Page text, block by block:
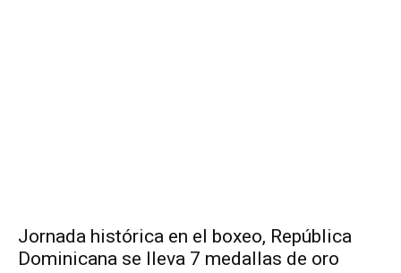
Jornada histórica en el boxeo, República
Dominicana se lleva 7 medallas de oro